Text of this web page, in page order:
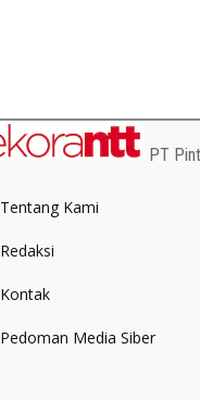
PT
Tentang Kami
Redaksi
Kontak
Pedoman Media Siber